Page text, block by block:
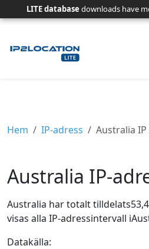
LITE database downloads have
Hem IP-adress Australia IP
Australia IP-
Australia har totalt
visas alla IP-adressintervall
Datakälla: